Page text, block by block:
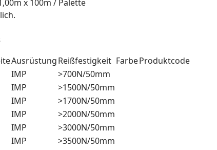
x 100m / Palette
AusrüstungReißfestigkeit FarbeProduktcode
IMP
>700N/50mm
IMP
>1500N/50mm
IMP
>1700N/50mm
IMP
>2000N/50mm
IMP
>3000N/50mm
IMP >3500N/50mm